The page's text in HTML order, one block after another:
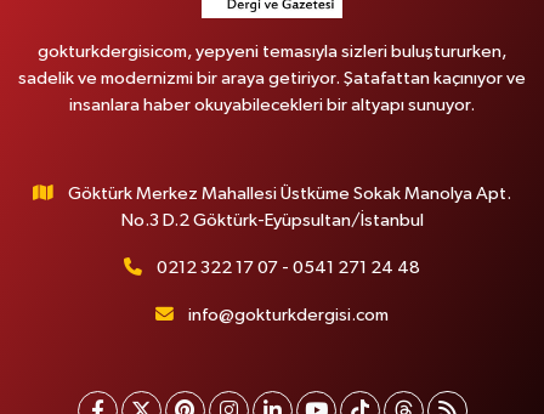
gokturkdergisicom, yepyeni temasıyla sizleri buluştururken,
sadelik ve modernizmi bir araya getiriyor. Şatafattan kaçınıyor ve
insanlara haber okuyabilecekleri bir altyapı sunuyor.
Göktürk Merkez Mahallesi Üstküme Sokak Manolya Apt.
No.3 D.2 Göktürk-Eyüpsultan/İstanbul
0212 322 17 07 - 0541 271 24 48
info@gokturkdergisi.com